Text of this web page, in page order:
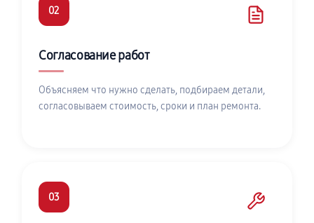
02
Согласование работ
Объясняем что нужно сделать, подбираем детали,
согласовываем стоимость, сроки и план ремонта.
03